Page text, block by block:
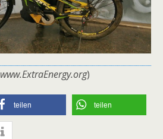
www.ExtraEnergy.org)
teilen teilen